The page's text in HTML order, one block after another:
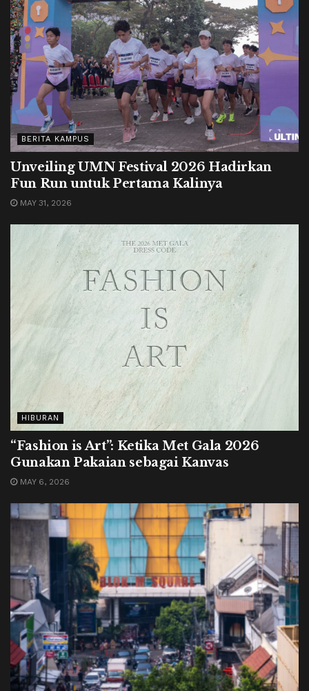
BERITA KAMPUS
Unveiling UMN Festival 2026 Hadirkan
Fun Run untuk Pertama Kalinya
MAY 31, 2026
HIBURAN
“Fashion is Art”: Ketika Met Gala 2026
Gunakan Pakaian sebagai Kanvas
MAY 6, 2026